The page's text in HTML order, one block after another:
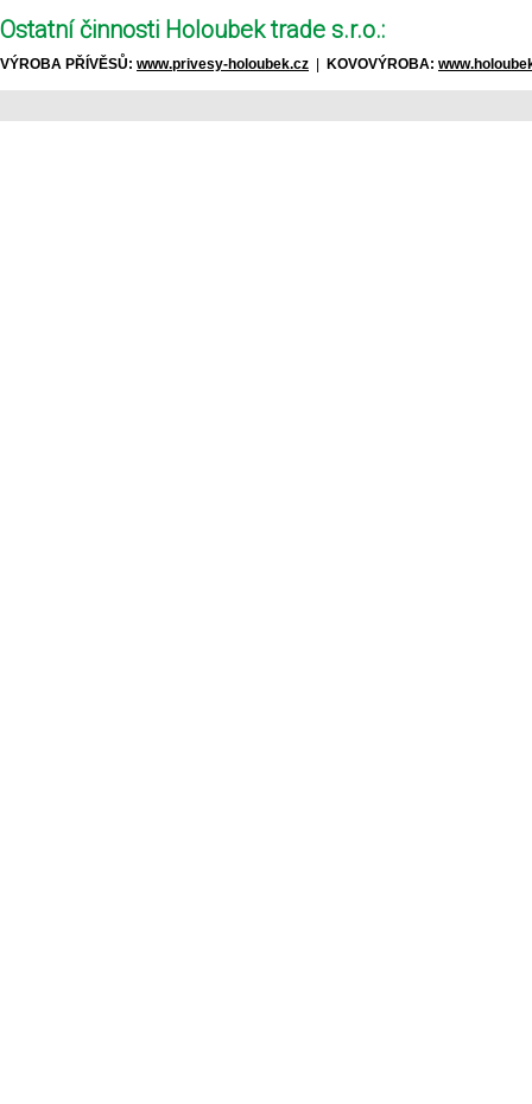
Ostatní činnosti Holoubek trade s.r.o.:
VÝROBA PŘÍVĚSŮ: www.privesy-holoubek.cz KOVOVÝROBA: